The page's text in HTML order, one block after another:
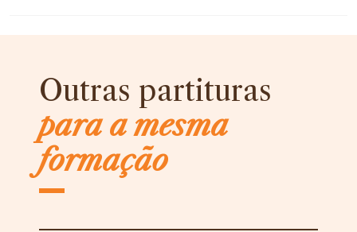
Outras partituras
para a mesma
formação